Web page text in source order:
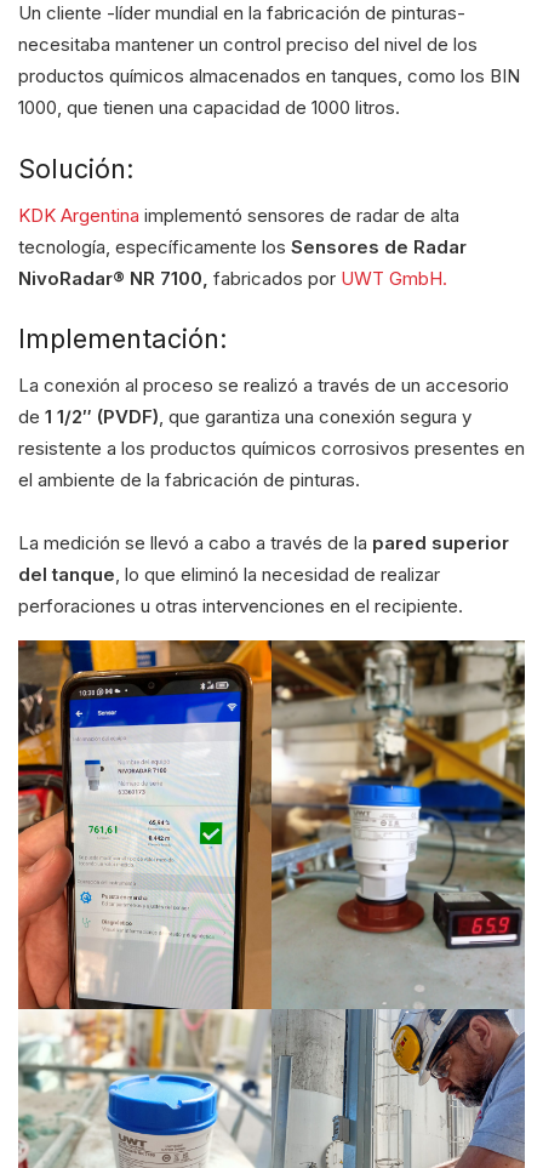
Un cliente -líder mundial en la fabricación de pinturas-
necesitaba mantener un control preciso del nivel de los
productos químicos almacenados en tanques, como los BIN
1000, que tienen una capacidad de 1000 litros.
Solución:
KDK Argentina implementó sensores de radar de alta
tecnología, específicamente los Sensores de Radar
NivoRadar® NR 7100, fabricados por UWT GmbH.
Implementación:
La conexión al proceso se realizó a través de un accesorio
de 1 1/2″ (PVDF), que garantiza una conexión segura y
resistente a los productos químicos corrosivos presentes en
el ambiente de la fabricación de pinturas.
La medición se llevó a cabo a través de la pared superior
del tanque, lo que eliminó la necesidad de realizar
perforaciones u otras intervenciones en el recipiente.